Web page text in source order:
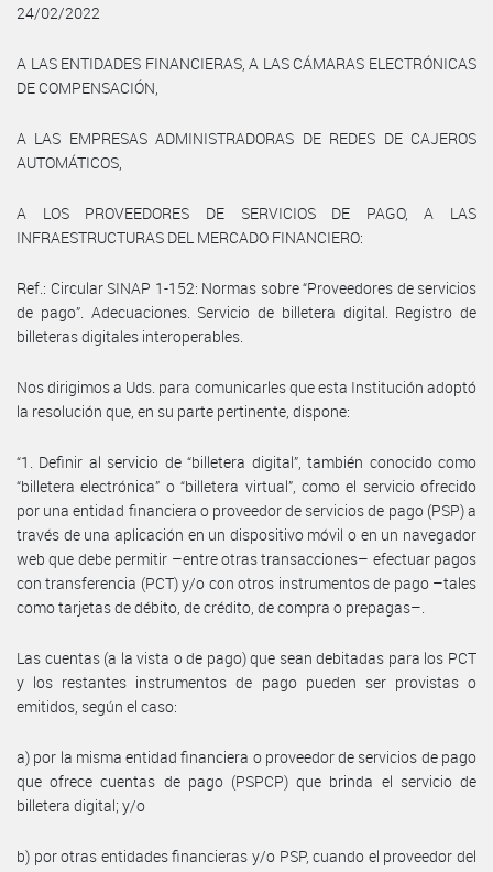
24/02/2022
A LAS ENTIDADES FINANCIERAS, A LAS CÁMARAS ELECTRÓNICAS
DE COMPENSACIÓN,
A LAS EMPRESAS ADMINISTRADORAS DE REDES DE CAJEROS
AUTOMÁTICOS,
A LOS PROVEEDORES DE SERVICIOS DE PAGO, A LAS
INFRAESTRUCTURAS DEL MERCADO FINANCIERO:
Ref.: Circular SINAP 1-152: Normas sobre “Proveedores de servicios
de pago”. Adecuaciones. Servicio de billetera digital. Registro de
billeteras digitales interoperables.
Nos dirigimos a Uds. para comunicarles que esta Institución adoptó
la resolución que, en su parte pertinente, dispone:
“1. Definir al servicio de “billetera digital”, también conocido como
“billetera electrónica” o “billetera virtual”, como el servicio ofrecido
por una entidad financiera o proveedor de servicios de pago (PSP) a
través de una aplicación en un dispositivo móvil o en un navegador
web que debe permitir –entre otras transacciones– efectuar pagos
con transferencia (PCT) y/o con otros instrumentos de pago –tales
como tarjetas de débito, de crédito, de compra o prepagas–.
Las cuentas (a la vista o de pago) que sean debitadas para los PCT
y los restantes instrumentos de pago pueden ser provistas o
emitidos, según el caso:
a) por la misma entidad financiera o proveedor de servicios de pago
que ofrece cuentas de pago (PSPCP) que brinda el servicio de
billetera digital; y/o
b) por otras entidades financieras y/o PSP, cuando el proveedor del